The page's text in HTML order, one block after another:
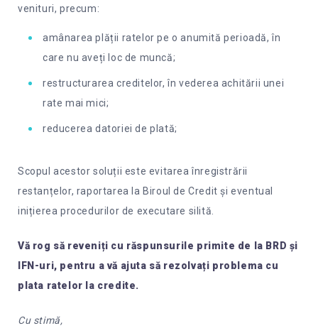
venituri, precum:
amânarea plății ratelor pe o anumită perioadă, în
care nu aveți loc de muncă;
restructurarea creditelor, în vederea achitării unei
rate mai mici;
reducerea datoriei de plată;
Scopul acestor soluții este evitarea înregistrării
restanțelor, raportarea la Biroul de Credit și eventual
inițierea procedurilor de executare silită.
Vă rog să reveniți cu răspunsurile primite de la BRD și
IFN-uri, pentru a vă ajuta să rezolvați problema cu
plata ratelor la credite.
Cu stimă,